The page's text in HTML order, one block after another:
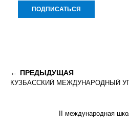
ПРЕДЫДУЩАЯ
КУЗБАССКИЙ МЕЖДУНАРОДНЫЙ
II международная